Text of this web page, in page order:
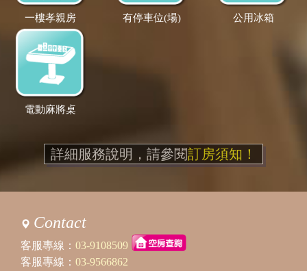
一樓孝親房 有停車位(場) 公用冰箱
電動麻將桌
詳細服務說明，請參閱訂房須知！
Contact
客服專線： 03-9108509
客服專線： 03-9566862